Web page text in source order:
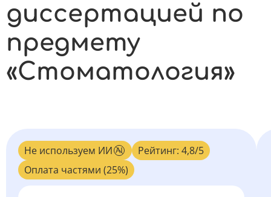
диссертацией по
предмету
«Стоматология»
Не используем ИИ
Рейтинг: 4,8/5
Оплата частями (25%)